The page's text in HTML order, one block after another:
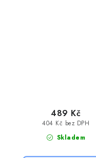
Skladem
404 Kč bez DPH
489 Kč